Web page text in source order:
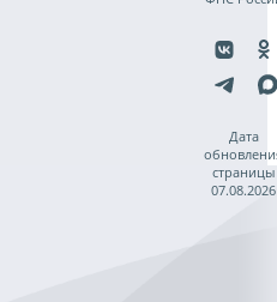
Дата
страницы
07.08.2026